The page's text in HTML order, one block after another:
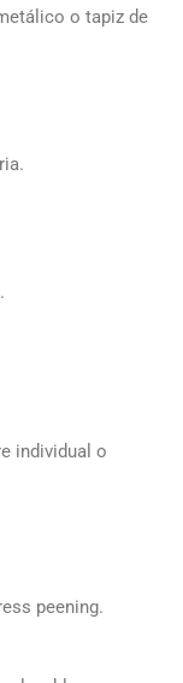
o tapiz de
individual o
peening.